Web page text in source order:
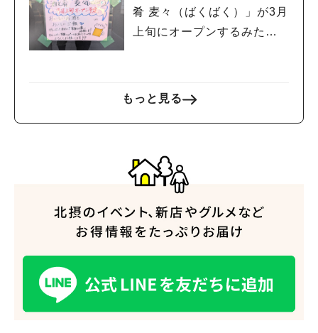
肴 麦々（ばくばく）」が3月
上旬にオープンするみた
もっと見る